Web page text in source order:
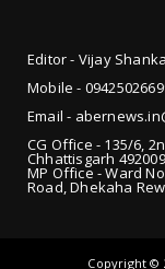
Editor - Vijay
Mobile - 09425
Email -
CG Office - 135/6,
Chhattisgarh 492009
MP Office - Ward
Road, Dhekaha
Copyright ©